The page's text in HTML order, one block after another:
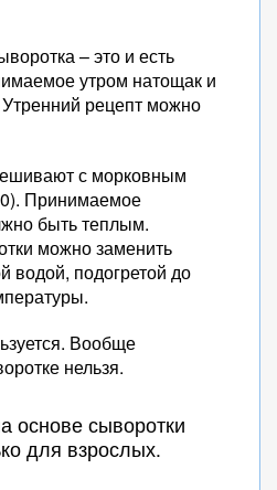
– это и есть
утром натощак и
рецепт можно
с морковным
Принимаемое
быть теплым.
можно заменить
водой, подогретой до
Вообще
нельзя.
основе сыворотки
для взрослых.